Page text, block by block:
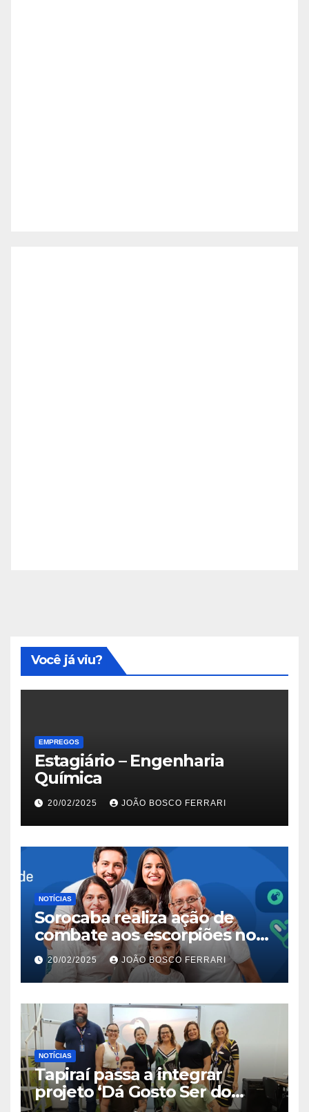
Você já viu?
EMPREGOS
Estagiário – Engenharia
Química
20/02/2025 JOÃO BOSCO FERRARI
NOTÍCIAS
Sorocaba realiza ação de
combate aos escorpiões no
Jardim São Carlos
20/02/2025 JOÃO BOSCO FERRARI
NOTÍCIAS
Tapiraí passa a integrar
projeto ‘Dá Gosto Ser do